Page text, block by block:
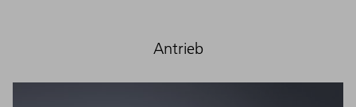
Antrieb